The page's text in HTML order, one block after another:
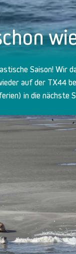
Saison! Wir
auf der TX44
in die nächste